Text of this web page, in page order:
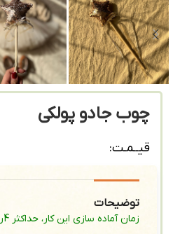
چوب جادو پولکی
قیــمـت:
توضیحات
زمان آماده سازی این کار، حداکثر 4روز کاری میباشد.